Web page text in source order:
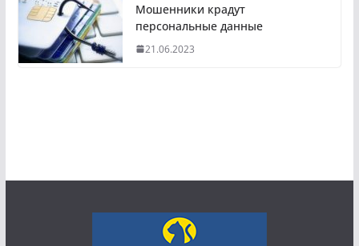
Мошенники крадут
персональные данные
21.06.2023